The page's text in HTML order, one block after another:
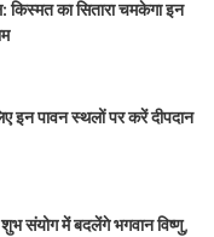
का सितारा चमकेगा इन
इन पावन स्थलों पर करें दीपदान
संयोग में बदलेंगे भगवान विष्णु,